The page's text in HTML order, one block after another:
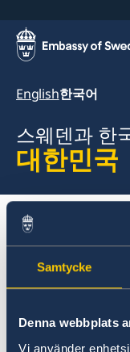
Samtycke
Denna webbplats
Vi använder
English한국어
스웨덴과 한
대한민국
대한민국
스웨덴 방문 및 체
무역 및